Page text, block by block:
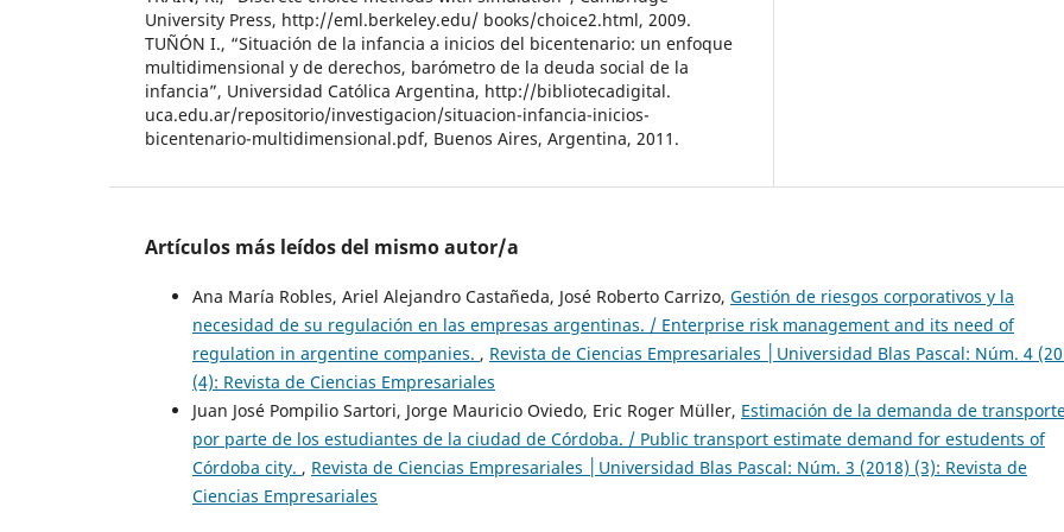
University Press, http://eml.berkeley.edu/ books/choice2.html, 2009.
TUÑÓN I., “Situación de la infancia a inicios del bicentenario: un enfoque
multidimensional y de derechos, barómetro de la deuda social de la
infancia”, Universidad Católica Argentina, http://bibliotecadigital.
uca.edu.ar/repositorio/investigacion/situacion-infancia-inicios-
bicentenario-multidimensional.pdf, Buenos Aires, Argentina, 2011.
Artículos más leídos del mismo autor/a
Ana María Robles, Ariel Alejandro Castañeda, José Roberto Carrizo, Gestión de riesgos corporativos y la
necesidad de su regulación en las empresas argentinas. / Enterprise risk management and its need of
regulation in argentine companies. , Revista de Ciencias Empresariales │Universidad Blas Pascal: Núm. 4
(4): Revista de Ciencias Empresariales
Juan José Pompilio Sartori, Jorge Mauricio Oviedo, Eric Roger Müller, Estimación de la demanda de
por parte de los estudiantes de la ciudad de Córdoba. / Public transport estimate demand for estudents of
Córdoba city. , Revista de Ciencias Empresariales │Universidad Blas Pascal: Núm. 3 (2018) (3): Revista de
Ciencias Empresariales